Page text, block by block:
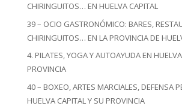
CHIRINGUITOS… EN HUELVA CAPITAL
39 – OCIO GASTRONÓMICO: BARES,
CHIRINGUITOS… EN LA PROVINCIA DE
4. PILATES, YOGA Y AUTOAYUDA EN
PROVINCIA
40 – BOXEO, ARTES MARCIALES, DEFENSA
HUELVA CAPITAL Y SU PROVINCIA